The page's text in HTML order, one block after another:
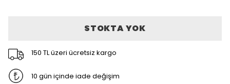
STOKTA YOK
150 TL üzeri ücretsiz kargo
10 gün içinde iade değişim